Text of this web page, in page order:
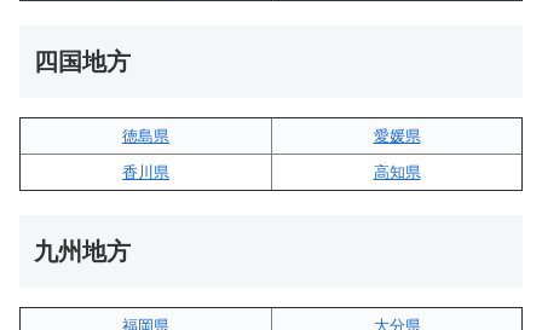
四国地方
徳島県
愛媛県
香川県
高知県
九州地方
福岡県 大分県